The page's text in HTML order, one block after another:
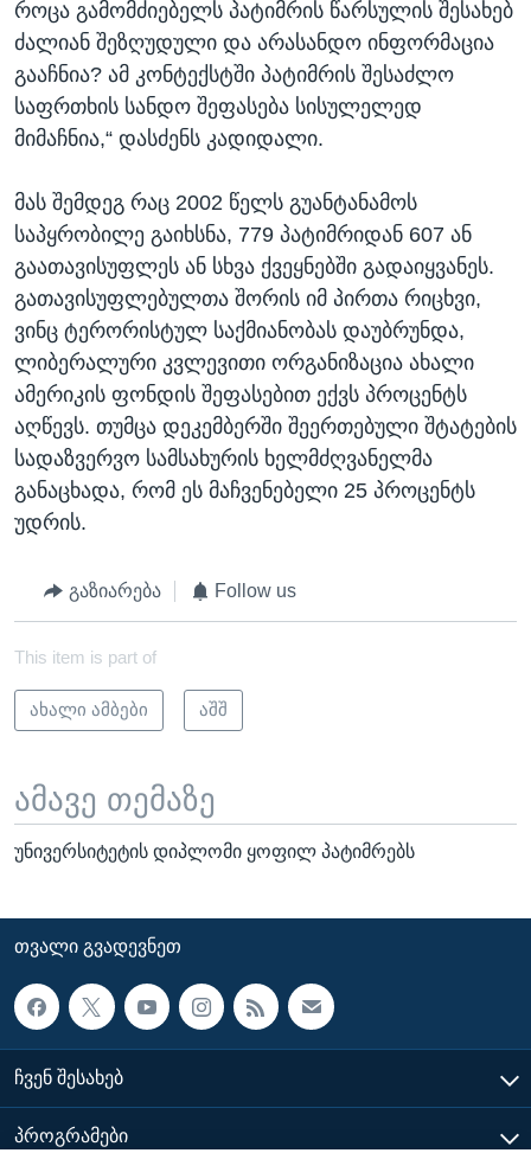
როცა გამომძიებელს პატიმრის წარსულის შესახებ
ძალიან შეზღუდული და არასანდო ინფორმაცია
გააჩნია? ამ კონტექსტში პატიმრის შესაძლო
საფრთხის სანდო შეფასება სისულელედ
მიმაჩნია,“ დასძენს კადიდალი.
მას შემდეგ რაც 2002 წელს გუანტანამოს
საპყრობილე გაიხსნა, 779 პატიმრიდან 607 ან
გაათავისუფლეს ან სხვა ქვეყნებში გადაიყვანეს.
გათავისუფლებულთა შორის იმ პირთა რიცხვი,
ვინც ტერორისტულ საქმიანობას დაუბრუნდა,
ლიბერალური კვლევითი ორგანიზაცია ახალი
ამერიკის ფონდის შეფასებით ექვს პროცენტს
აღწევს. თუმცა დეკემბერში შეერთებული შტატების
სადაზვერვო სამსახურის ხელმძღვანელმა
განაცხადა, რომ ეს მაჩვენებელი 25 პროცენტს
უდრის.
გაზიარება Follow us
This item is part of
ახალი ამბები აშშ
ამავე თემაზე
უნივერსიტეტის დიპლომი ყოფილ პატიმრებს
ᲗᲕᲐᲚᲘ ᲒᲕᲐᲓᲔᲕᲜᲔᲗ
ᲩᲕᲔᲜ ᲨᲔᲡᲐᲮᲔᲑ
ᲞᲠᲝᲒᲠᲐᲛᲔᲑᲘ